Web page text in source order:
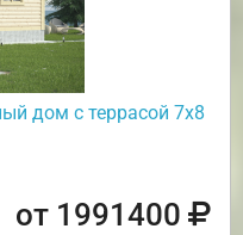
дом с террасой 7х8
от 1991400